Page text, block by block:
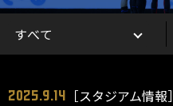
2025.9.14 ［スタジアム情報］